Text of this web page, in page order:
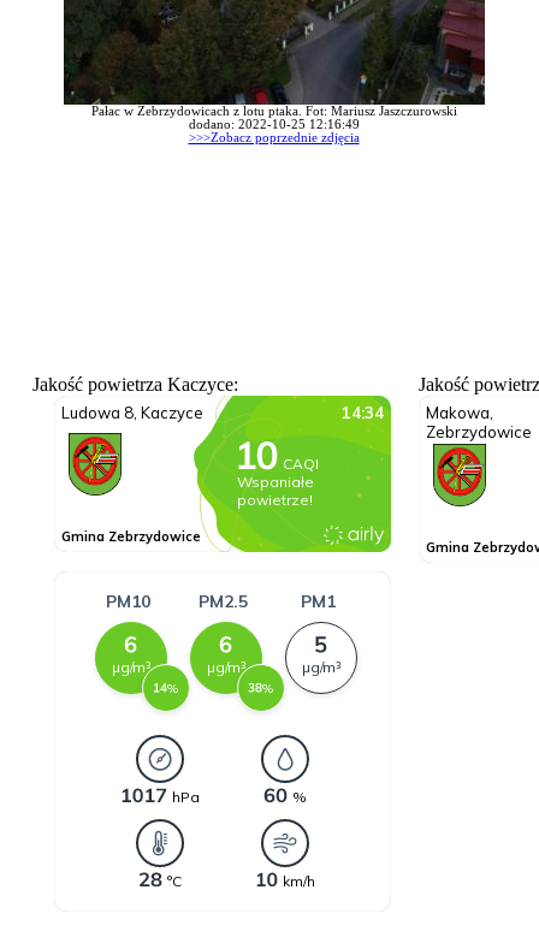
Pałac w Zebrzydowicach z lotu ptaka. Fot: Mariusz Jaszczurowski
dodano: 2022-10-25 12:16:49
>>>Zobacz poprzednie zdjęcia
Jakość powietrza Kaczyce: Jakość